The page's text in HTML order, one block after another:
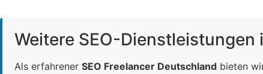
Weitere SEO-Dienstleistungen
Als erfahrener SEO Freelancer Deutschland bieten